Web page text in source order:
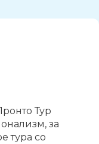
Тур
за
тура со